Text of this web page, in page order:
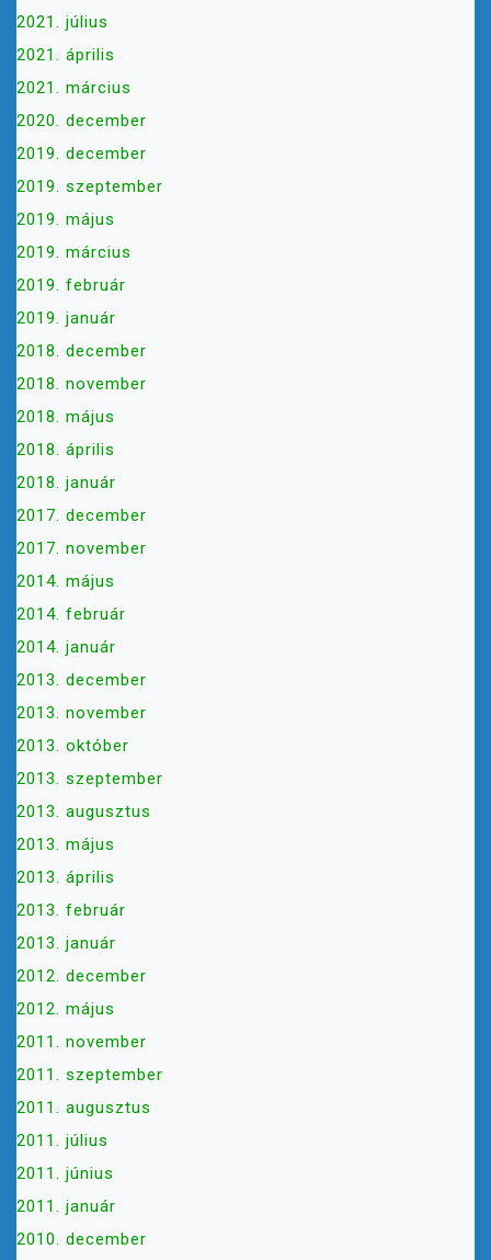
2021. július
2021. április
2021. március
2020. december
2019. december
2019. szeptember
2019. május
2019. március
2019. február
2019. január
2018. december
2018. november
2018. május
2018. április
2018. január
2017. december
2017. november
2014. május
2014. február
2014. január
2013. december
2013. november
2013. október
2013. szeptember
2013. augusztus
2013. május
2013. április
2013. február
2013. január
2012. december
2012. május
2011. november
2011. szeptember
2011. augusztus
2011. július
2011. június
2011. január
2010. december